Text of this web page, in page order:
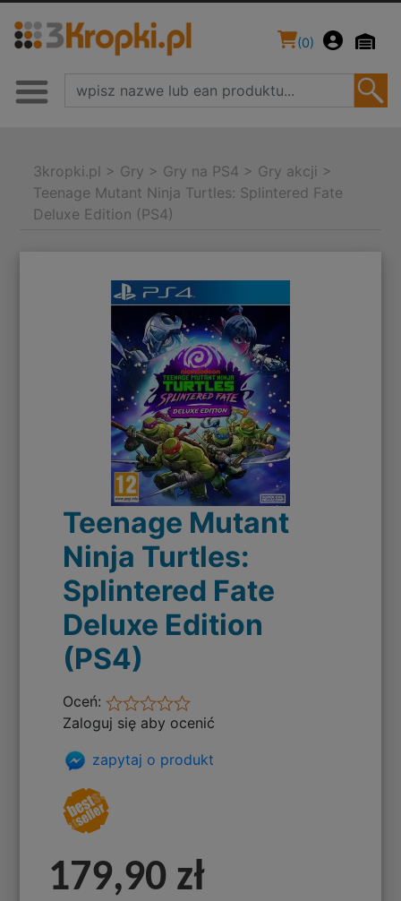
(0)
3kropki.pl > Gry > Gry na PS4 > Gry akcji >
Teenage Mutant Ninja Turtles: Splintered Fate
Deluxe Edition (PS4)
Teenage Mutant
Ninja Turtles:
Splintered Fate
Deluxe Edition
(PS4)
Oceń:
Zaloguj się aby ocenić
zapytaj o produkt
179,90 zł